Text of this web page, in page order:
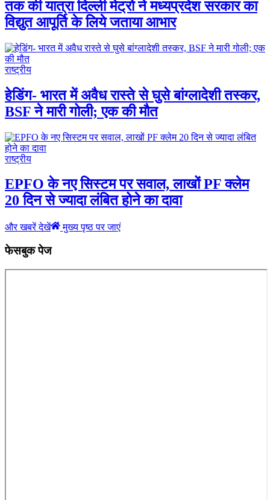
तक की यात्रा दिल्ली मेट्रो ने मध्यप्रदेश सरकार का
विद्युत आपूर्ति के लिये जताया आभार
राष्ट्रीय
हेडिंग- भारत में अवैध रास्ते से घुसे बांग्लादेशी तस्कर,
BSF ने मारी गोली; एक की मौत
राष्ट्रीय
EPFO के नए सिस्टम पर सवाल, लाखों PF क्लेम
20 दिन से ज्यादा लंबित होने का दावा
और खबरें देखें मुख्य पृष्ठ पर जाएं
फेसबुक पेज